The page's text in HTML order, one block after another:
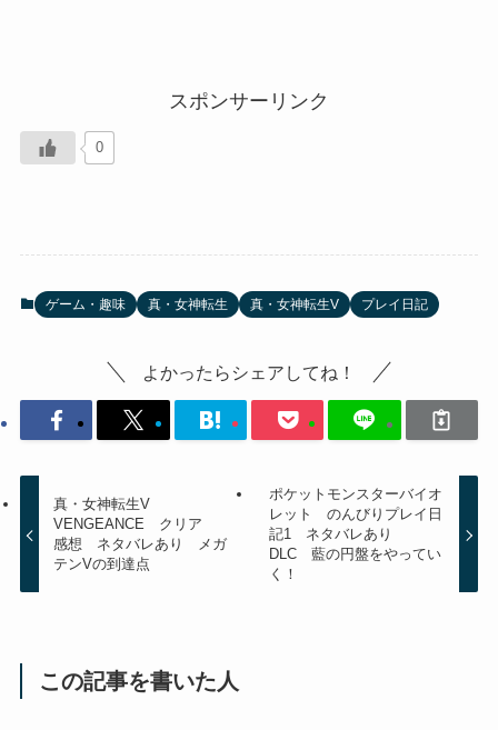
スポンサーリンク
0
ゲーム・趣味 真・女神転生 真・女神転生V プレイ日記
よかったらシェアしてね！
真・女神転生V
VENGEANCE クリア
感想 ネタバレあり メガ
テンVの到達点
ポケットモンスターバイオ
レット のんびりプレイ日
記1 ネタバレあり
DLC 藍の円盤をやってい
く！
この記事を書いた人